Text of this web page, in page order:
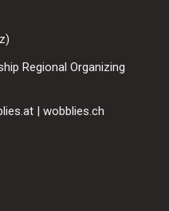
Regional Organizing
| wobblies.ch